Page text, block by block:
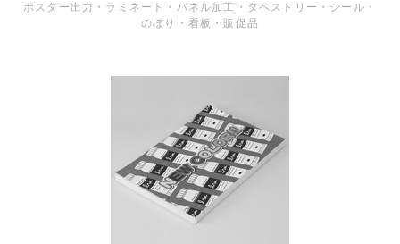
ポスター出力・ラミネート・パネル加工・タペストリー・シール・
のぼり・看板・販促品